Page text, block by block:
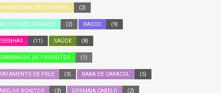
DE CHUVEIRO (2)
SOLARES (2) RACCO (9)
(11) SAÚDE (8)
DE PRODUTOS (1)
DE PELE (3) BABA DE CARACOL (5)
BONITOS (3) DESMAIA CABELO (2)